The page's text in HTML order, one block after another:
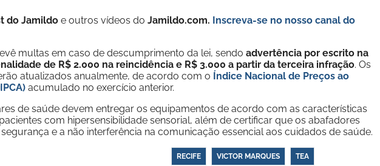
do Jamildo e outros vídeos do Jamildo.com. Inscreva-se no nosso canal do
multas em caso de descumprimento da lei, sendo advertência por escrito na
de R$ 2.000 na reincidência e R$ 3.000 a partir da terceira infração. Os
atualizados anualmente, de acordo com o Índice Nacional de Preços ao
acumulado no exercício anterior.
de saúde devem entregar os equipamentos de acordo com as características
com hipersensibilidade sensorial, além de certificar que os abafadores
e a não interferência na comunicação essencial aos cuidados de saúde.
RECIFE VICTOR MARQUES TEA